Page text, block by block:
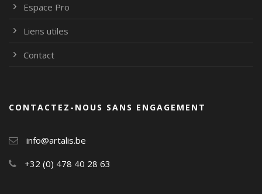
Espace Pro
Liens utiles
Contact
CONTACTEZ-NOUS SANS ENGAGEMENT
info@artalis.be
+32 (0) 478 40 28 63